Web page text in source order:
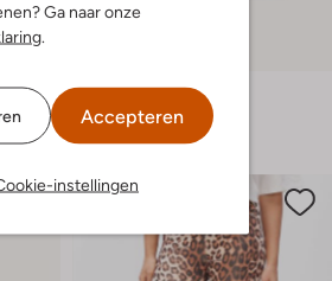
Ga naar onze
.
Accepteren
instellingen
Your Wishes
Korte broek
Vanaf